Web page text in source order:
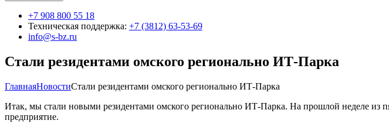
+7 908 800 55 18
Техническая поддержка: +7 (3812) 63-53-69
info@s-bz.ru
Стали резидентами омского регионально ИТ-Парка
ГлавнаяНовостиСтали резидентами омского регионально ИТ-Парка
Итак, мы стали новыми резидентами омского регионально ИТ-Парка. На прошлой неделе из
предприятие.